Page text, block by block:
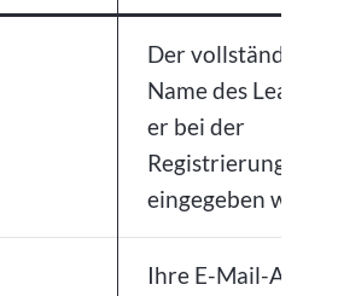
Der vollständige
Name des Leads,
er bei der
Registrierung
eingegeben wurde
Ihre E-Mail-